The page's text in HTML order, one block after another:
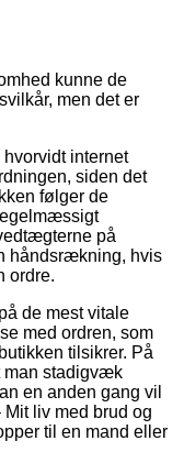
kunne de
men det er
internet
siden det
følger de
på
håndsrækning, hvis
ordre.
de mest vitale
med ordren, som
tilsikrer. På
man stadigvæk
en anden gang vil
liv med brud og
til en mand eller